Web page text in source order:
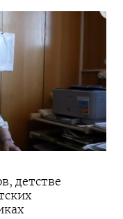
детстве